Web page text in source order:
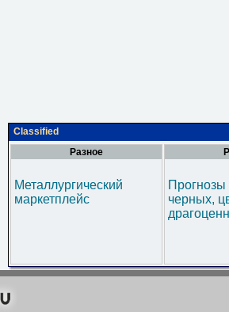
Classified
Разное
Металлургический
маркетплейс
черных,